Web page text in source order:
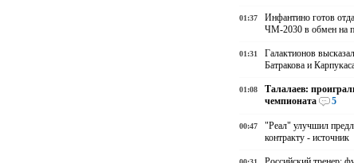
01:37
Инфантино готов
ЧМ-2030 в обмен на
01:31
Галактионов
Батракова и
01:08
Талалаев:
чемпионата
5
00:47
"Реал" улучшил
контракту - источник